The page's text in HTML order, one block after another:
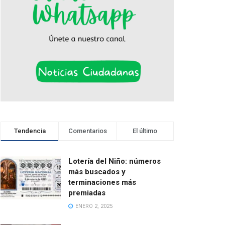
Tendencia Comentarios El último
Lotería del Niño: números
más buscados y
terminaciones más
premiadas
ENERO 2, 2025